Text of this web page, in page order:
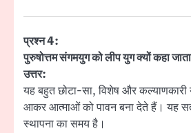
प्रश्न 4:
पुरुषोत्तम संगमयुग को लीप युग क्यों कहा
उत्तर:
यह बहुत छोटा-सा, विशेष और
आकर आत्माओं को पावन बना देते हैं। यह
स्थापना का समय है।